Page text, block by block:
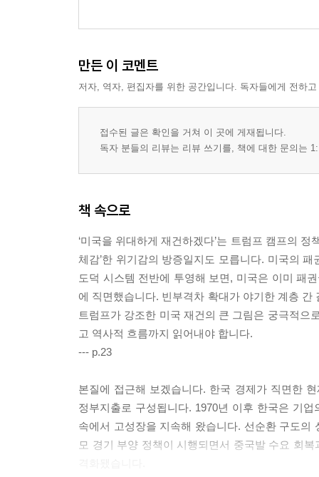
만든 이 코멘트
저자, 역자, 편집자를 위한 공간입니다. 독자들에게 전하
접수된 글은 확인을 거쳐 이 곳에 게재됩니다.
독자 분들의 리뷰는 리뷰 쓰기를, 책에 대한 문의는
책 속으로
‘미국을 위대하게 재건하겠다’는 트럼프 캠프의
체감’한 위기감의 방증일지도 모릅니다. 미국의
도덕 시스템 전반에 투영해 보면, 미국은 이미 패
에 직면했습니다. 빈부격차 확대가 야기한 계층
트럼프가 강조한 미국 재건의 큰 그림은 궁극적으
고 역사적 흐름까지 읽어내야 합니다.
--- p.23
본질에 접근해 보겠습니다. 한국 경제가 직면한
정부지출로 구성됩니다. 1970년 이후 한국은 기
속에서 고성장을 지속해 왔습니다. 선순환 구도
모 경기 부양 정책이 시행되면서 중국발 수요 회